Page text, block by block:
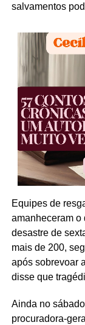
salvamentos
Equipes de
amanheceram o
desastre de
mais de 200,
após sobrevoar
disse que
Ainda no
procuradora-